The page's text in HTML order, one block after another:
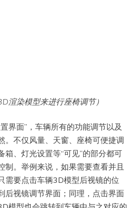
渲染模型来进行座椅调节）
界面”，车辆所有的功能调节以及
。不仅风量、天窗、座椅可便捷调
箱、灯光设置等“可见”的部分都可
制。举例来说，如果需要查看并且
需要点击车辆3D模型后视镜的位
后视镜调节界面；同理，点击界面